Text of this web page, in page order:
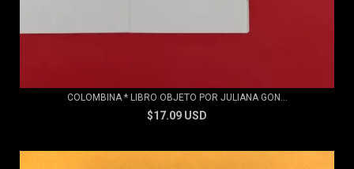
COLOMBINA * LIBRO OBJETO POR JULIANA GON...
$17.09 USD